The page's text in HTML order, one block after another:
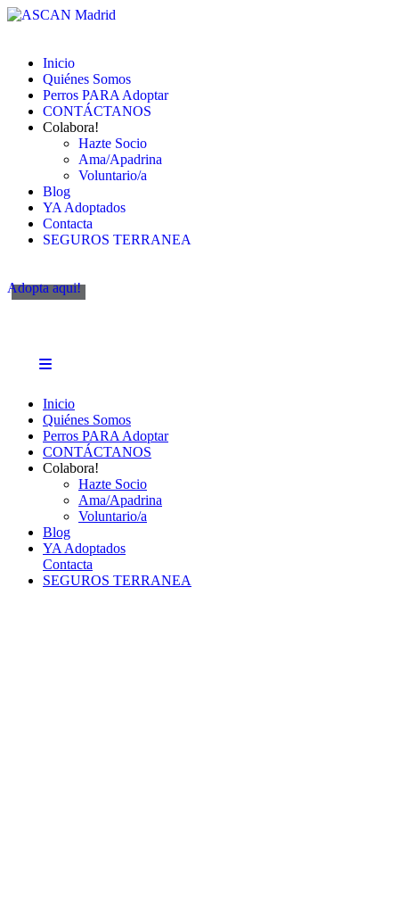
Inicio
Quiénes Somos
Perros PARA Adoptar
CONTÁCTANOS
Colabora!
Hazte Socio
Ama/Apadrina
Voluntario/a
Blog
YA Adoptados
Contacta
SEGUROS TERRANEA
Adopta aqui!
Inicio
Quiénes Somos
Perros PARA Adoptar
CONTÁCTANOS
Colabora!
Hazte Socio
Ama/Apadrina
Voluntario/a
Blog
YA Adoptados
Contacta
SEGUROS TERRANEA